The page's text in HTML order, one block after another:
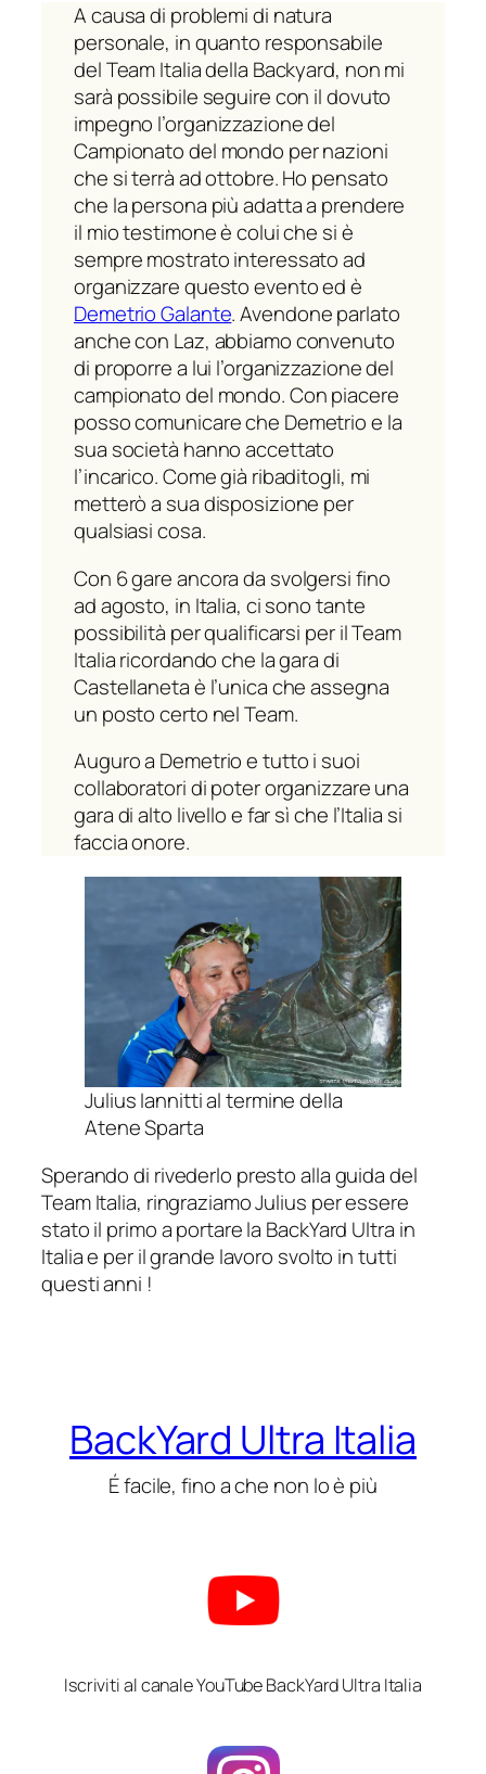
A causa di problemi di natura
personale, in quanto responsabile
del Team Italia della Backyard, non mi
sarà possibile seguire con il dovuto
impegno l’organizzazione del
Campionato del mondo per nazioni
che si terrà ad ottobre. Ho pensato
che la persona più adatta a prendere
il mio testimone è colui che si è
sempre mostrato interessato ad
organizzare questo evento ed è
Demetrio Galante. Avendone parlato
anche con Laz, abbiamo convenuto
di proporre a lui l’organizzazione del
campionato del mondo. Con piacere
posso comunicare che Demetrio e la
sua società hanno accettato
l’incarico. Come già ribaditogli, mi
metterò a sua disposizione per
qualsiasi cosa.
Con 6 gare ancora da svolgersi fino
ad agosto, in Italia, ci sono tante
possibilità per qualificarsi per il Team
Italia ricordando che la gara di
Castellaneta è l’unica che assegna
un posto certo nel Team.
Auguro a Demetrio e tutto i suoi
collaboratori di poter organizzare una
gara di alto livello e far sì che l’Italia si
faccia onore.
Julius Iannitti al termine della
Atene Sparta
Sperando di rivederlo presto alla guida del
Team Italia, ringraziamo Julius per essere
stato il primo a portare la BackYard Ultra in
Italia e per il grande lavoro svolto in tutti
questi anni !
BackYard Ultra Italia
É facile, fino a che non lo è più
Iscriviti al canale YouTube BackYard Ultra Italia